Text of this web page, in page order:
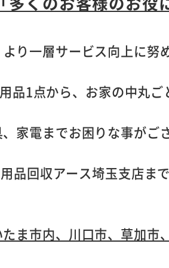
より一層サービス向上に努
品1点から、お家の中丸ご
家電までお困りな事がご
品回収アース埼玉支店ま
ま市内、川口市、草加市